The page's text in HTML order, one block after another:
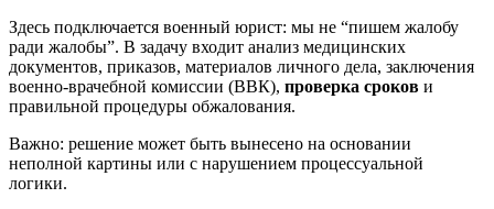
Здесь подключается военный юрист: мы не “пишем жалобу
ради жалобы”. В задачу входит анализ медицинских
документов, приказов, материалов личного дела, заключения
военно-врачебной комиссии (ВВК), проверка сроков и
правильной процедуры обжалования.
Важно: решение может быть вынесено на основании
неполной картины или с нарушением процессуальной
логики.